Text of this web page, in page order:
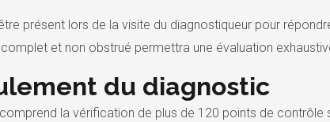
présent lors de la visite du diagnostiqueur pour
et non obstrué permettra une évaluation
du diagnostic
la vérification de plus de 120 points de contrôle